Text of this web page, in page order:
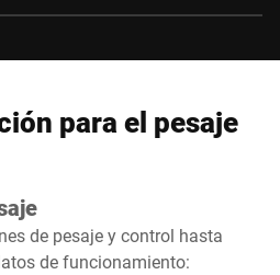
para el pesaje
de pesaje y control hasta
de funcionamiento: